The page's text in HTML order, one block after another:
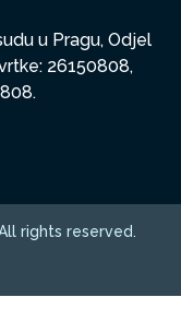
u Pragu, Odjel
26150808,
rights reserved.